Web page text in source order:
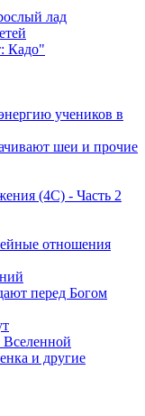
лад
Кадо"
учеников в
шеи и прочие
(4С) - Часть 2
отношения
перед Богом
Вселенной
и другие